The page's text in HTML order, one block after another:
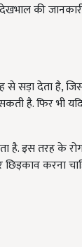
की
सड़ा देता है,
है. फिर भी
इस तरह के रोग
छिड़काव करना